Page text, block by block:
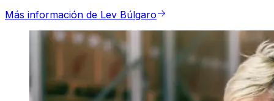
Más información de Lev Búlgaro